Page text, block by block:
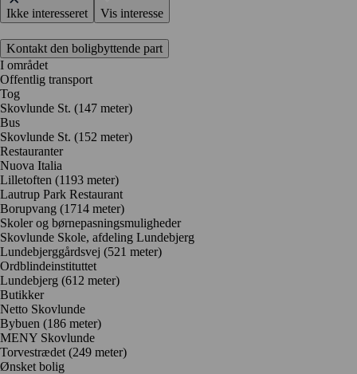
Ikke interesseret Vis interesse
Kontakt den boligbyttende part
I området
Offentlig transport
Tog
Skovlunde St. (147 meter)
Bus
Skovlunde St. (152 meter)
Restauranter
Nuova Italia
Lilletoften (1193 meter)
Lautrup Park Restaurant
Borupvang (1714 meter)
Skoler og børnepasningsmuligheder
Skovlunde Skole, afdeling Lundebjerg
Lundebjerggårdsvej (521 meter)
Ordblindeinstituttet
Lundebjerg (612 meter)
Butikker
Netto Skovlunde
Bybuen (186 meter)
MENY Skovlunde
Torvestrædet (249 meter)
Ønsket bolig